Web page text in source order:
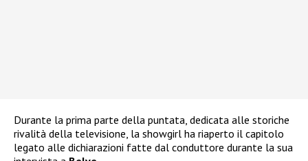
Durante la prima parte della puntata, dedicata alle storiche
rivalità della televisione, la showgirl ha riaperto il capitolo
legato alle dichiarazioni fatte dal conduttore durante la sua